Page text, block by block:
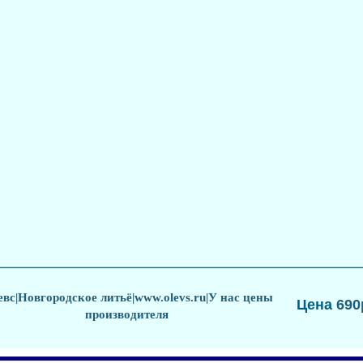
|Новгородское литьё|www.olevs.ru|У нас цены
производителя
Цена